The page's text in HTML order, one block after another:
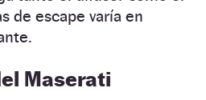
de escape varía en
Maserati